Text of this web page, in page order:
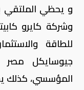
و يحظي الملتقي
وشركة كايرو
للطاقة
جيوسايكل مصر
المؤسسي، كذلك